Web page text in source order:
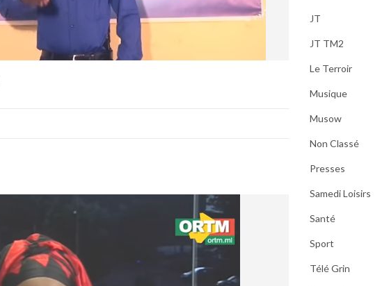
JT
JT TM2
Le Terroir
Musique
Musow
Non Classé
Presses
Samedi Loisirs
Santé
Sport
Télé Grin